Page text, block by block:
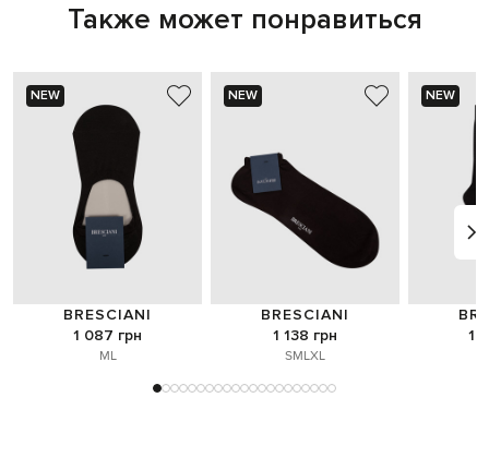
Также может понравиться
NEW
BRESCIANI
1 087 грн
ML
NEW
BRESCIANI
1 138 грн
SMLXL
NEW
1